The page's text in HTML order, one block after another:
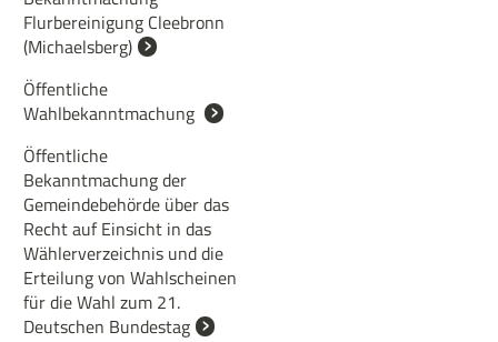
Flurbereinigung Cleebronn
(Michaelsberg)
Öffentliche
Wahlbekanntmachung
Öffentliche
Bekanntmachung der
Gemeindebehörde über das
Recht auf Einsicht in das
Wählerverzeichnis und die
Erteilung von Wahlscheinen
für die Wahl zum 21.
Deutschen Bundestag